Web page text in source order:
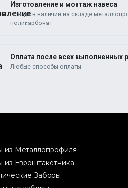
Изготовление и монтаж навеса
Всегда в наличии на складе
поликарбонат
Оплата после всех выполненных
Любые способы оплаты
из Металлопрофиля
из Евроштакетника
Заборы